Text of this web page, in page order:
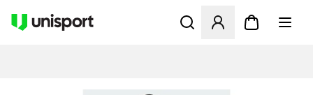
Öppnar en Modal för att